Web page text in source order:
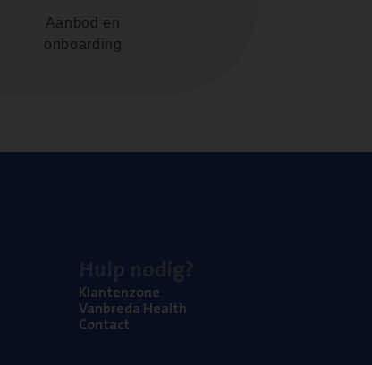
Aanbod en
onboarding
Klan­ten­zo­ne
Van­b­re­da Health
Con­tact